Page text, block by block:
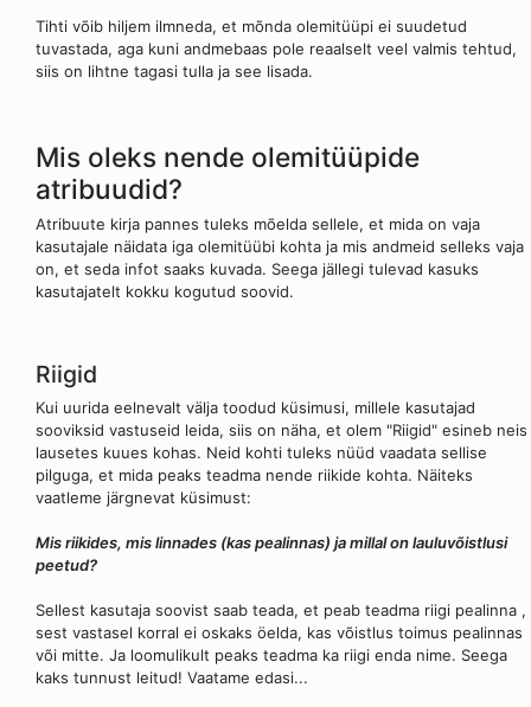
Tihti võib hiljem ilmneda, et mõnda olemitüüpi ei suudetud
tuvastada, aga kuni andmebaas pole reaalselt veel valmis tehtud,
siis on lihtne tagasi tulla ja see lisada.
Mis oleks nende olemitüüpide
atribuudid?
Atribuute kirja pannes tuleks mõelda sellele, et mida on vaja
kasutajale näidata iga olemitüübi kohta ja mis andmeid selleks vaja
on, et seda infot saaks kuvada. Seega jällegi tulevad kasuks
kasutajatelt kokku kogutud soovid.
Riigid
Kui uurida eelnevalt välja toodud küsimusi, millele kasutajad
sooviksid vastuseid leida, siis on näha, et olem "Riigid" esineb neis
lausetes kuues kohas. Neid kohti tuleks nüüd vaadata sellise
pilguga, et mida peaks teadma nende riikide kohta. Näiteks
vaatleme järgnevat küsimust:
Mis riikides, mis linnades (kas pealinnas) ja millal on lauluvõistlusi
peetud?
Sellest kasutaja soovist saab teada, et peab teadma riigi pealinna ,
sest vastasel korral ei oskaks öelda, kas võistlus toimus pealinnas
või mitte. Ja loomulikult peaks teadma ka riigi enda nime. Seega
kaks tunnust leitud! Vaatame edasi...